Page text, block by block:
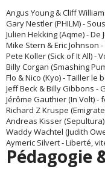
Angus Young & Cliff
Gary Nestler (PHILM) -
Julien Hekking (Aqme) -
Mike Stern & Eric Johnson
Pete Koller (Sick of It All) -
Billy Corgan (Smashing
Flo & Nico (Kyo) - Tailler le
Jeff Beck & Billy Gibbons
Jérôme Gauthier (In Volt) -
Richard Z Kruspe
Andreas Kisser
Waddy Wachtel (Judith
Aymeric Silvert - Liberté,
Pédagogie